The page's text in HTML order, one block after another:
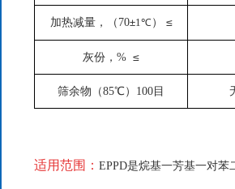
加热减量，（ 70±1℃ ） ≤
灰份， % ≤
筛余物（85℃） 100 目
适用范围： EPPD是烷基一芳基一对